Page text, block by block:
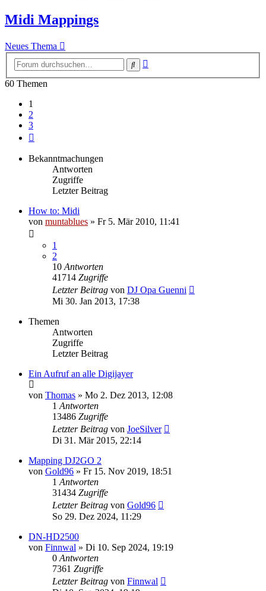
Midi Mappings
Neues Thema
Suche
60 Themen
1
2
3
Bekanntmachungen
Antworten
Zugriffe
Letzter Beitrag
How to: Midi
von muntablues » Fr 5. Mär 2010, 11:41
1
2
10 Antworten
41714 Zugriffe
Letzter Beitrag von DJ Opa Guenni
Mi 30. Jan 2013, 17:38
Themen
Antworten
Zugriffe
Letzter Beitrag
Ein Aufruf an alle Digijayer
von Thomas » Mo 2. Dez 2013, 12:08
1 Antworten
13486 Zugriffe
Letzter Beitrag von JoeSilver
Di 31. Mär 2015, 22:14
Mapping DJ2GO 2
von Gold96 » Fr 15. Nov 2019, 18:51
1 Antworten
31434 Zugriffe
Letzter Beitrag von Gold96
So 29. Dez 2024, 11:29
DN-HD2500
von Finnwal » Di 10. Sep 2024, 19:19
0 Antworten
7361 Zugriffe
Letzter Beitrag von Finnwal